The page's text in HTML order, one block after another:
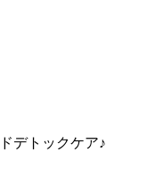
デトックケア♪